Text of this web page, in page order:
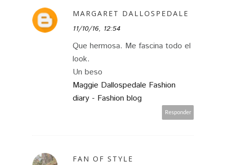
MARGARET DALLOSPEDALE
11/10/16, 12:54
Que hermosa. Me fascina todo el
look.
Un beso
Maggie Dallospedale Fashion
diary - Fashion blog
Responder
FAN OF STYLE